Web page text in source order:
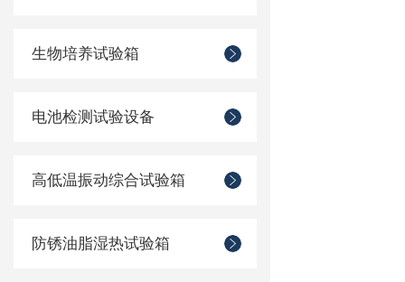
生物培养试验箱
电池检测试验设备
高低温振动综合试验箱
防锈油脂湿热试验箱